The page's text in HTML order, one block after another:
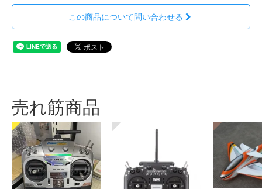
この商品について問い合わせる
売れ筋商品